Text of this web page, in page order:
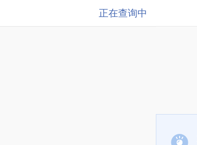
正在查询中